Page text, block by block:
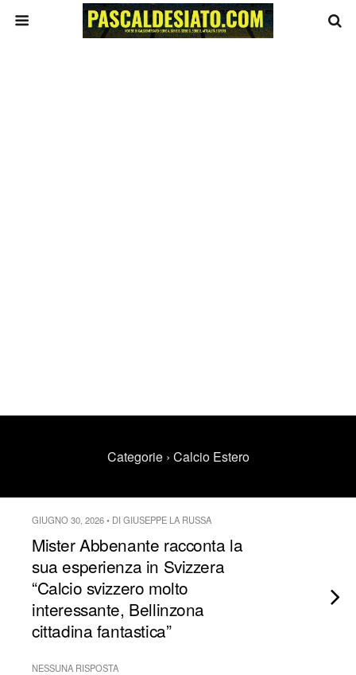
Categorie › Calcio Estero
GIUGNO 30, 2026 • DI GIUSEPPE LA RUSSA
Mister Abbenante racconta la
sua esperienza in Svizzera
“Calcio svizzero molto
interessante, Bellinzona
cittadina fantastica”
NESSUNA RISPOSTA